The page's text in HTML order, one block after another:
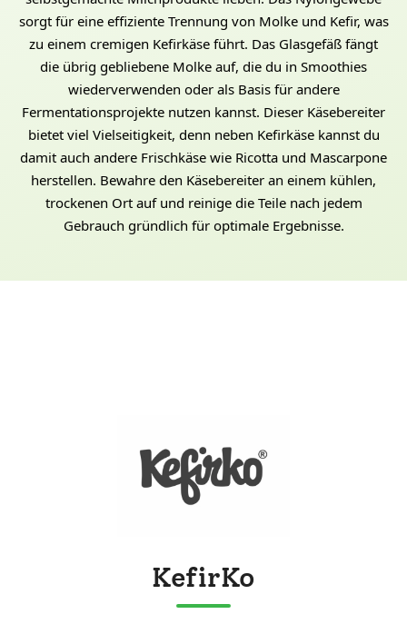
sorgt für eine effiziente Trennung von Molke und Kefir, was
zu einem cremigen Kefirkäse führt. Das Glasgefäß fängt
die übrig gebliebene Molke auf, die du in Smoothies
wiederverwenden oder als Basis für andere
Fermentationsprojekte nutzen kannst. Dieser Käsebereiter
bietet viel Vielseitigkeit, denn neben Kefirkäse kannst du
damit auch andere Frischkäse wie Ricotta und Mascarpone
herstellen. Bewahre den Käsebereiter an einem kühlen,
trockenen Ort auf und reinige die Teile nach jedem
Gebrauch gründlich für optimale Ergebnisse.
KefirKo